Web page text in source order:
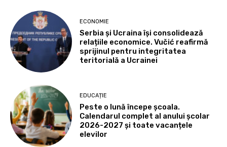
ECONOMIE
Serbia și Ucraina își consolidează
relațiile economice. Vučić reafirmă
sprijinul pentru integritatea
teritorială a Ucrainei
EDUCAȚIE
Peste o lună începe școala.
Calendarul complet al anului școlar
2026-2027 și toate vacanțele
elevilor